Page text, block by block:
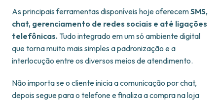
As principais ferramentas disponíveis hoje oferecemSMS,
chat, gerenciamento de redes sociais e até ligações
telefônicas. Tudo integrado em um só ambiente digital
que torna muito mais simples a padronização e a
interlocução entre os diversos meios de atendimento.
Não importa se o cliente inicia a comunicação por chat,
depois segue para o telefone e finaliza a compra na loja